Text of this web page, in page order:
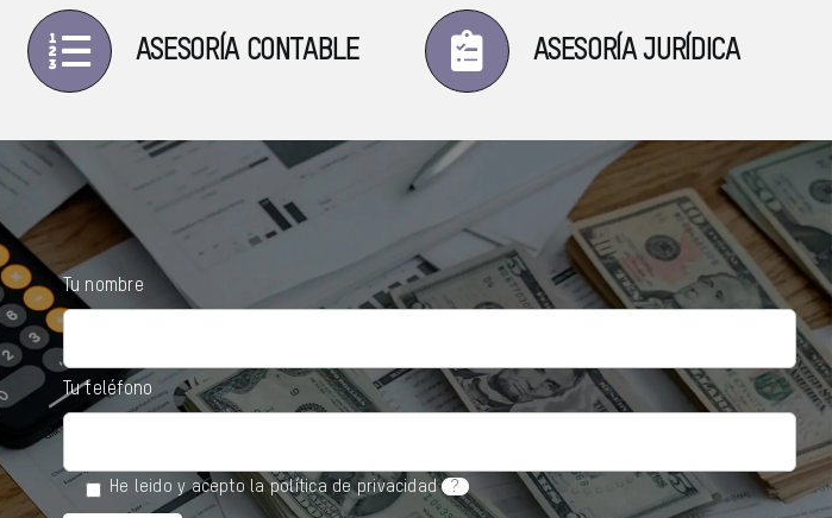
ASESORÍA CONTABLE ASESORÍA JURÍDICA
Tu nombre
Tu teléfono
He leido y acepto lapolítica de privacidad ?